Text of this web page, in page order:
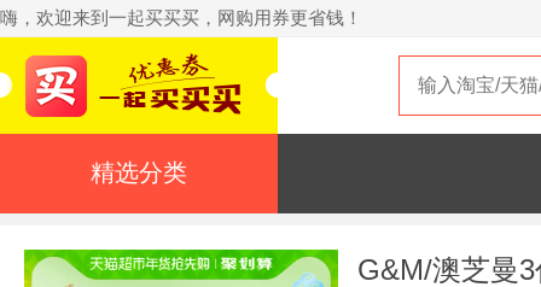
嗨，欢迎来到一起买买买，网购用券更省钱！
精选分类
G&M/澳芝曼